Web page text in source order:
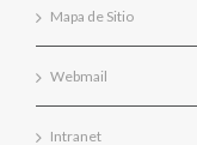
Mapa de Sitio
Webmail
Intranet